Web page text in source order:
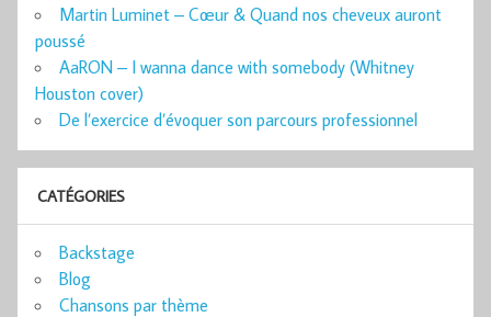
Martin Luminet – Cœur & Quand nos cheveux auront
poussé
AaRON – I wanna dance with somebody (Whitney
Houston cover)
De l’exercice d’évoquer son parcours professionnel
CATÉGORIES
Backstage
Blog
Chansons par thème